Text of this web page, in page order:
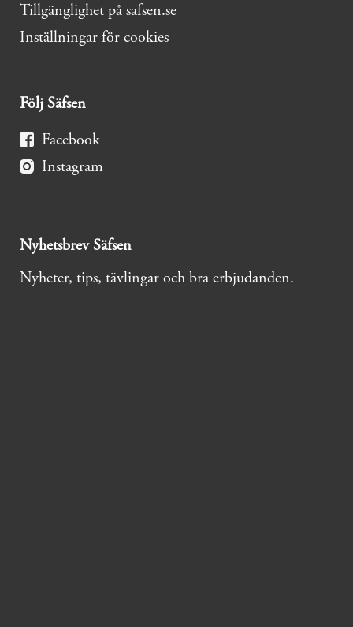
Tillgänglighet på safsen.se
Inställningar för cookies
Följ Säfsen
Facebook
Instagram
Nyhetsbrev Säfsen
Nyheter, tips, tävlingar och bra erbjudanden.